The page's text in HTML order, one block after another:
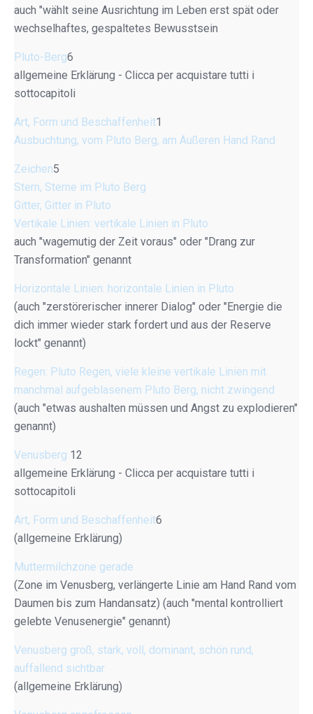
auch "wählt seine Ausrichtung im Leben erst spät oder
wechselhaftes, gespaltetes Bewusstsein
Pluto-Berg6
allgemeine Erklärung - Clicca per acquistare tutti i
sottocapitoli
Art, Form und Beschaffenheit1
Ausbuchtung, vom Pluto Berg, am Äußeren Hand Rand
Zeichen5
Stern, Sterne im Pluto Berg
Gitter, Gitter in Pluto
Vertikale Linien: vertikale Linien in Pluto
auch "wagemutig der Zeit voraus" oder "Drang zur
Transformation" genannt
Horizontale Linien: horizontale Linien in Pluto
(auch "zerstörerischer innerer Dialog" oder "Energie die
dich immer wieder stark fordert und aus der Reserve
lockt" genannt)
Regen: Pluto Regen, viele kleine vertikale Linien mit
manchmal aufgeblasenem Pluto Berg, nicht zwingend
(auch "etwas aushalten müssen und Angst zu explodieren"
genannt)
Venusberg 12
allgemeine Erklärung - Clicca per acquistare tutti i
sottocapitoli
Art, Form und Beschaffenheit6
(allgemeine Erklärung)
Muttermilchzone gerade
(Zone im Venusberg, verlängerte Linie am Hand Rand vom
Daumen bis zum Handansatz) (auch "mental kontrolliert
gelebte Venusenergie" genannt)
Venusberg groß, stark, voll, dominant, schön rund,
auffallend sichtbar
(allgemeine Erklärung)